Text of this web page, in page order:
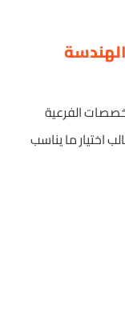
الفرعية
اختيار ما يناسب